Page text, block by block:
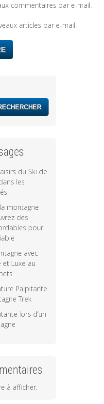
commentaires par e-mail.
articles par e-mail.
du Ski de
les
montagne
des
pour
avec
et Luxe au
Palpitante
Trek
lors d’un
à afficher.